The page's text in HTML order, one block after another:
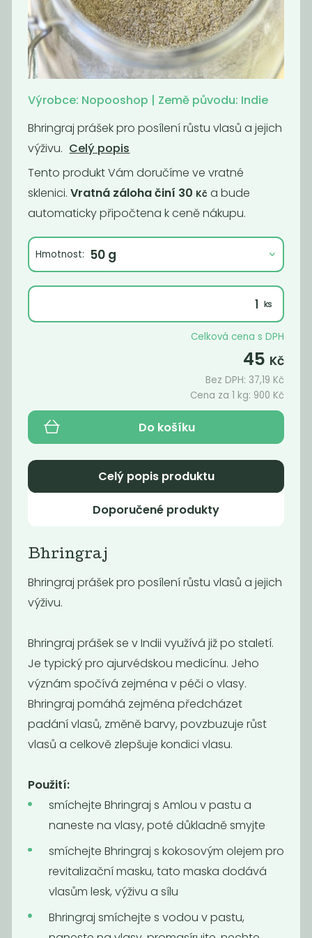
Lněný pytlík
Nebaleno
89Kč
Bílý jíl
490Kč/ Kg
Akce
Kartáč na
sklenice
Akce
Bhringraj
karbanátky s
249Kč
99,60 Kč/ Kg
-50%
brčko
32 16Kč
brčko
39Kč 20Kč 59 Kč
Výrobce: Nopooshop | Země původu: Indie
Bhringraj prášek pro posílení růstu vlasů a jejich
výživu. Celý popis
Tento produkt Vám doručíme ve vratné
sklenici. Vratná záloha činí 30 Kč a bude
automaticky připočtena k ceně nákupu.
Hmotnost:
Celková cena s DPH
45 Kč
Bez DPH:37,19 Kč
Cena za 1 kg: 900 Kč
Do košíku
Celý popis produktu
Doporučené produkty
Bhringraj
Bhringraj prášek pro posílení růstu vlasů a jejich
výživu.
Bhringraj prášek se v Indii využívá již po staletí.
Je typický pro ajurvédskou medicínu. Jeho
význám spočívá zejména v péči o vlasy.
Bhringraj pomáhá zejména předcházet
padání vlasů, změně barvy, povzbuzuje růst
vlasů a celkově zlepšuje kondici vlasu.
Použití:
smíchejte Bhringraj s Amlou v pastu a
naneste na vlasy, poté důkladně smyjte
smíchejte Bhringraj s kokosovým olejem pro
revitalizační masku, tato maska dodává
vlasům lesk, výživu a sílu
Bhringraj smíchejte s vodou v pastu,